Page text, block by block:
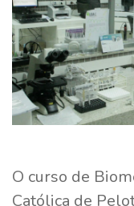
O curso de
Católica de